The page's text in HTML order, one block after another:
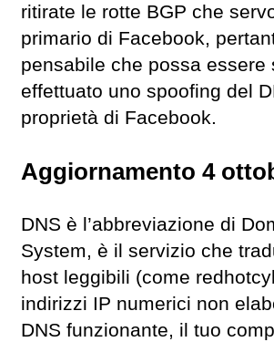
ritirate le rotte BGP che
primario di Facebook,
pensabile che possa essere
effettuato uno spoofing del
proprietà di Facebook.
Aggiornamento 4
DNS è l’abbreviazione di
System, è il servizio che
host leggibili (come
indirizzi IP numerici non
DNS funzionante, il tuo